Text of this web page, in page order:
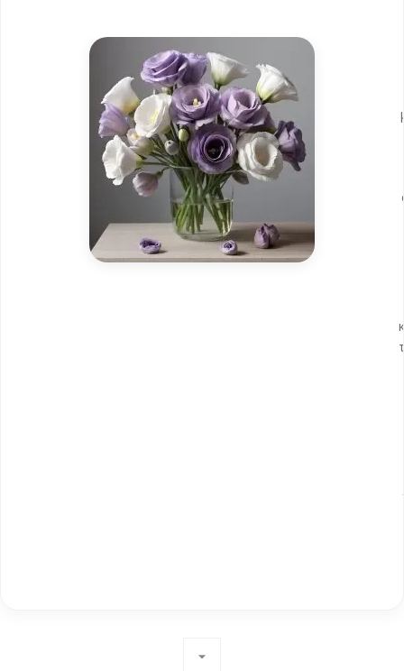
arrow_drop_down